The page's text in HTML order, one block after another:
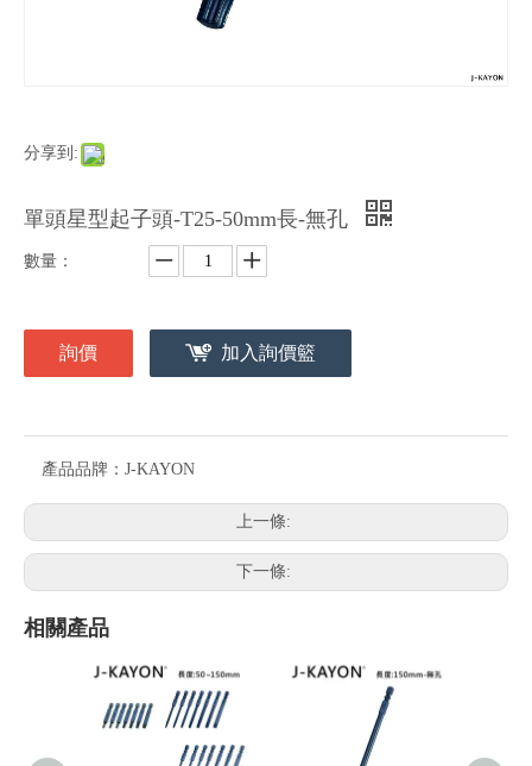
分享到:
單頭星型起子頭-T25-50mm長-無孔
數量：
詢價 加入詢價籃
產品品牌： J-KAYON
上一條:
下一條:
相關產品